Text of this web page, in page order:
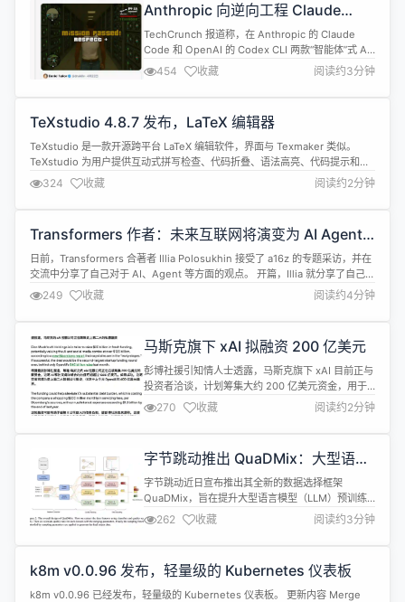
Anthropic 向逆向工程 Claude
Code 的开发者发送删除通知
TechCrunch 报道称，在 Anthropic 的 Claude
Code 和 OpenAI 的 Codex CLI 两款“智能体”式 AI
编程工具的较量中，后者获得了更多开发者的青睐。
部分原因在于，Anthropic 向一位试图逆向工程
Claude Code 的开发者发出了删除通知，而
454 收藏 阅读约3分钟
TeXstudio 4.8.7 发布，LaTeX 编辑器
TeXstudio 是一款开源跨平台 LaTeX 编辑软件，界面与 Texmaker 类似。
TeXstudio 为用户提供互动式拼写检查、代码折叠、语法高亮、代码提示和自
动完成等特性，功能丰富，界面美观，但软件本身不提供底层功能，需要使用
者自行安装 LaTeX（XeLaTeX）等编译软件，例如 MiKTeX 或 TeXLive ，软件
源于 Texmaker，...
324 收藏 阅读约2分钟
Transformers 作者：未来互联网将演变为 AI Agent
网络
日前，Transformers 合著者 Illia Polosukhin 接受了 a16z 的专题采访，并在
交流中分享了自己对于 AI、Agent 等方面的观点。 开篇，Illia 就分享了自己对
现有 AI Agent 的看法。他表示，据团队观察，大量用户对需要复杂规划的场
景特别感兴趣。但这种局面在未来将会反过来：AI 助理将会主动提出方案给用
户，用户也仅需...
249 收藏 阅读约4分钟
马斯克旗下 xAI 拟融资 200 亿美元
彭博社援引知情人士透露，马斯克旗下 xAI 目前正与
投资者洽谈，计划筹集大约 200 亿美元资金，用于
其新合并的人工智能初创公司和社交媒体业务。 ​数据
提供商 PitchBook 的数据显示，如果成功，这笔交
易将成为历史上第二大创业公司融资，仅次于今年早
露，凭借此轮洽谈中的融资，xAI 的估值超过 1...
270 收藏 阅读约2分钟
字节跳动推出 QuaDMix：大型语言
模型预训练数据质量与多样性的统一
框架
字节跳动近日宣布推出其全新的数据选择框架
QuaDMix，旨在提升大型语言模型（LLM）预训练
的效率和泛化能力。众所周知，模型的训练效果受基
础数据集的质量和多样性影响很大。然而，传统的数
据筛选方法往往将质量和多样性视为两个独立的目
化的方式忽略了质量与多样性之间的复杂相互关系。
优质数据集往往存在领域偏差，而多样化...
262 收藏 阅读约3分钟
k8m v0.0.96 发布，轻量级的 Kubernetes 仪表板
k8m v0.0.96 已经发布，轻量级的 Kubernetes 仪表板。 更新内容 Merge